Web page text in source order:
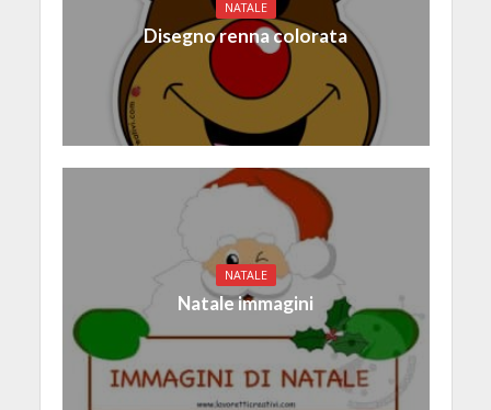
NATALE
Disegno renna colorata
NATALE
Natale immagini